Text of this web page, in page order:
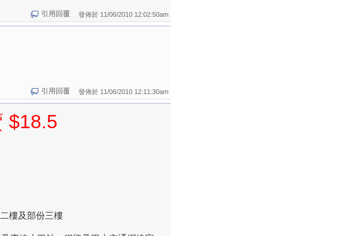
發佈於 11/06/2010 12:02:50am
引用回覆
發佈於 11/06/2010 12:11:30am
引用回覆
$18.5
樓及部份三樓